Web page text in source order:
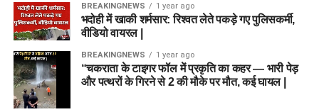
BREAKINGNEWS 1 year ago
भदोही में खाकी शर्मसार: रिश्वत लेते पकड़े गए पुलिसकर्मी,
वीडियो वायरल |
BREAKINGNEWS 1 year ago
“चकराता के टाइगर फॉल में प्रकृति का कहर — भारी पेड़
और पत्थरों के गिरने से 2 की मौके पर मौत, कई घायल |